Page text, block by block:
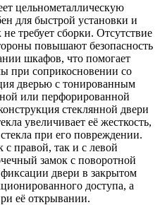
цельнометаллическую
для быстрой установки и
требует сборки. Отсутствие
повышают безопасность
шкафов, что помогает
при соприкосновении со
дверью с тонированным
или перфорированной
стеклянной двери
увеличивает её жесткость,
при его повреждении.
с правой, так и с левой
замок с поворотной
двери в закрытом
доступа, а
её открывании.